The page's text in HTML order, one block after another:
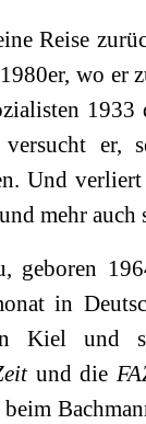
Reise
wo er
1933
versucht
Und
mehr auch
geboren
in
in Kiel und
und die
beim